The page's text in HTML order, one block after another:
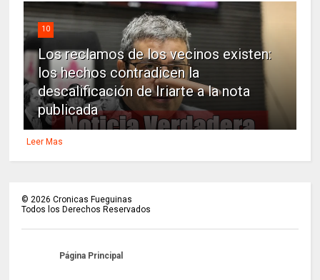
10
Los reclamos de los vecinos existen:
los hechos contradicen la
descalificación de Iriarte a la nota
publicada
Leer Mas
© 2026 Cronicas Fueguinas
Todos los Derechos Reservados
Página Principal